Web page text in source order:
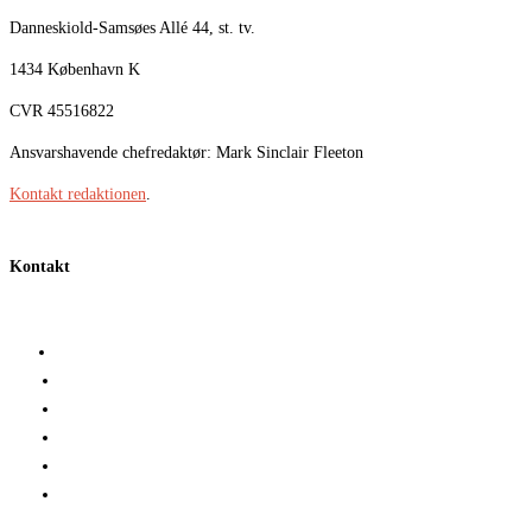
Danneskiold-Samsøes Allé 44, st. tv.
1434 København K
CVR 45516822
Ansvarshavende chefredaktør: Mark Sinclair Fleeton
Kontakt redaktionen.
Kontakt